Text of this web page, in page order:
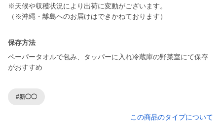
※天候や収穫状況により出荷に変動がございます。
（※沖縄・離島へのお届けはできかねております）
保存方法
ペーパータオルで包み、タッパーに入れ冷蔵庫の野菜室にて保存
がおすすめ
#新◯◯
この商品のタイプについて